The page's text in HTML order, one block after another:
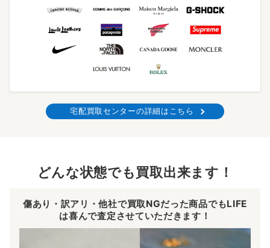
宅配買取センターの詳細はこちら
どんな状態でも買取出来ます！
傷あり・訳アリ・他社で買取NGだった商品でもLIFE
は喜んで査定させていただきます！